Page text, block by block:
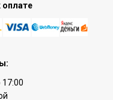
оплате
17:00